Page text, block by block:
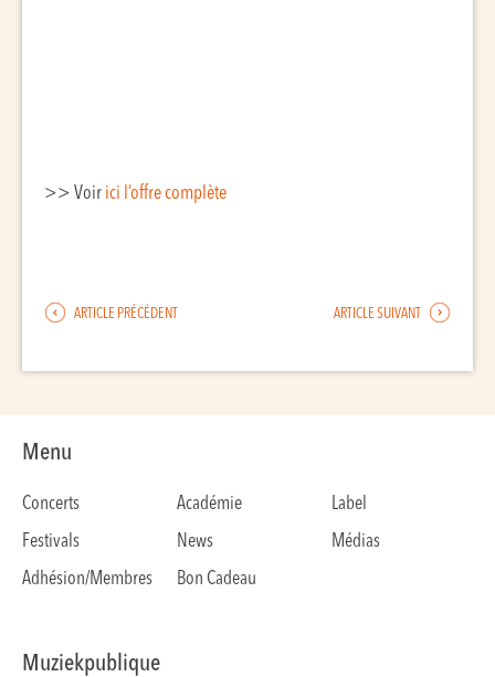
>> Voir ici l’offre complète
ARTICLE PRÉCÉDENT ARTICLE SUIVANT
Menu
Concerts Académie
Label
Festivals
News
Médias
Adhésion/Membres
Bon Cadeau
Muziekpublique